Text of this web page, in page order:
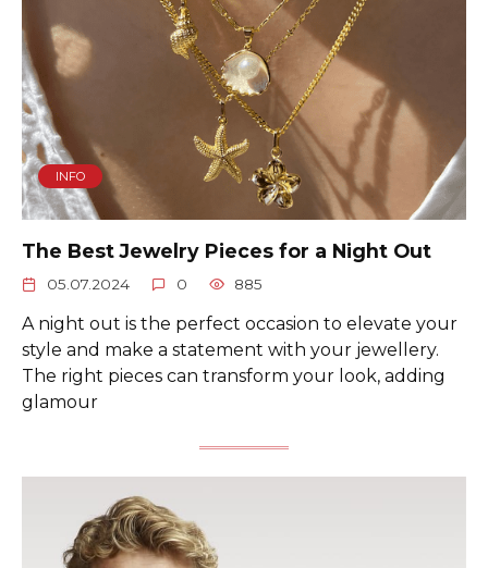
INFO
The Best Jewelry Pieces for a Night Out
05.07.2024 0 885
A night out is the perfect occasion to elevate your
style and make a statement with your jewellery.
The right pieces can transform your look, adding
glamour